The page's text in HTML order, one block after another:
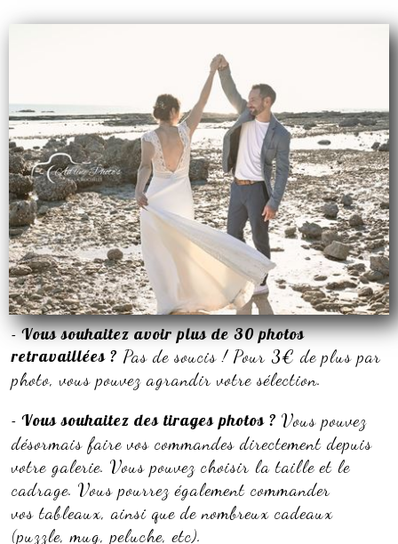
- Vous souhaitez avoir plus de 30 photos
retravaillées ? Pas de soucis ! Pour 3€ de plus par
photo, vous pouvez agrandir votre sélection.
- Vous souhaitez des tirages photos ? Vous pouvez
désormais faire vos commandes directement depuis
votre galerie. Vous pouvez choisir la taille et le
cadrage. Vous pourrez également commander
vos tableaux, ainsi que de nombreux cadeaux
(puzzle, mug, peluche, etc).